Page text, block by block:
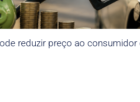
reduzir preço ao